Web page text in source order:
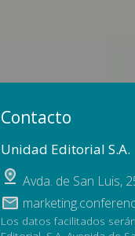
Contacto
Unidad Editorial S.A.
Avda. de San Luis,
Los datos facilitados